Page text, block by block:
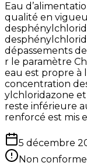
Eau
qualité en
dépassements
r le paramètre
eau est propre à
concentration
ylchloridazone
reste inférieure
renforcé est mis
5 décembre
Non conforme